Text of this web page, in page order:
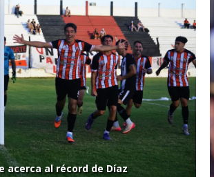
acerca al récord de Díaz